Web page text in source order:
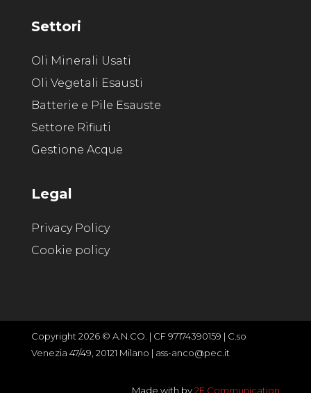
Settori
Oli Minerali Usati
Oli Vegetali Esausti
Batterie e Pile Esauste
Settore Rifiuti
Gestione Acque
Legal
Privacy Policy
Cookie policy
Copyright 2026 © A.N.CO. | CF 97174390159 | C.so
Venezia 47/49, 20121 Milano | ass-anco@pec.it
Made with by2F Communication